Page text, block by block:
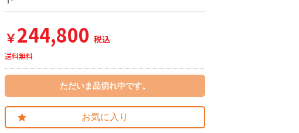
￥244,800 税込
送料無料
ただいま品切れ中です。
お気に入り